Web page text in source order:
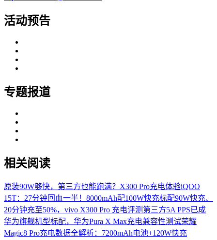
活动预告
专题报道
相关阅读
原装90W够快，第三方也能跑满？X300 Pro充电体验iQOO
15T：27分钟回血一半！8000mAh配100W快充标配90W快充、
20分钟充至50%，vivo X300 Pro 充电评测 第三方5A PPS已成
华为旗舰机型标配，华为Pura X Max充电兼容性测试荣耀
Magic8 Pro充电数据全解析：7200mAh电池+120W快充